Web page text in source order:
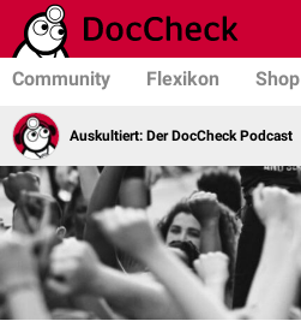
Community Flexikon Shop
Auskultiert: Der DocCheck Podcast